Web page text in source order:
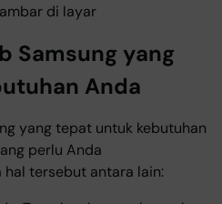
di layar
Samsung yang
Anda
yang tepat untuk kebutuhan
perlu Anda
tersebut antara lain: